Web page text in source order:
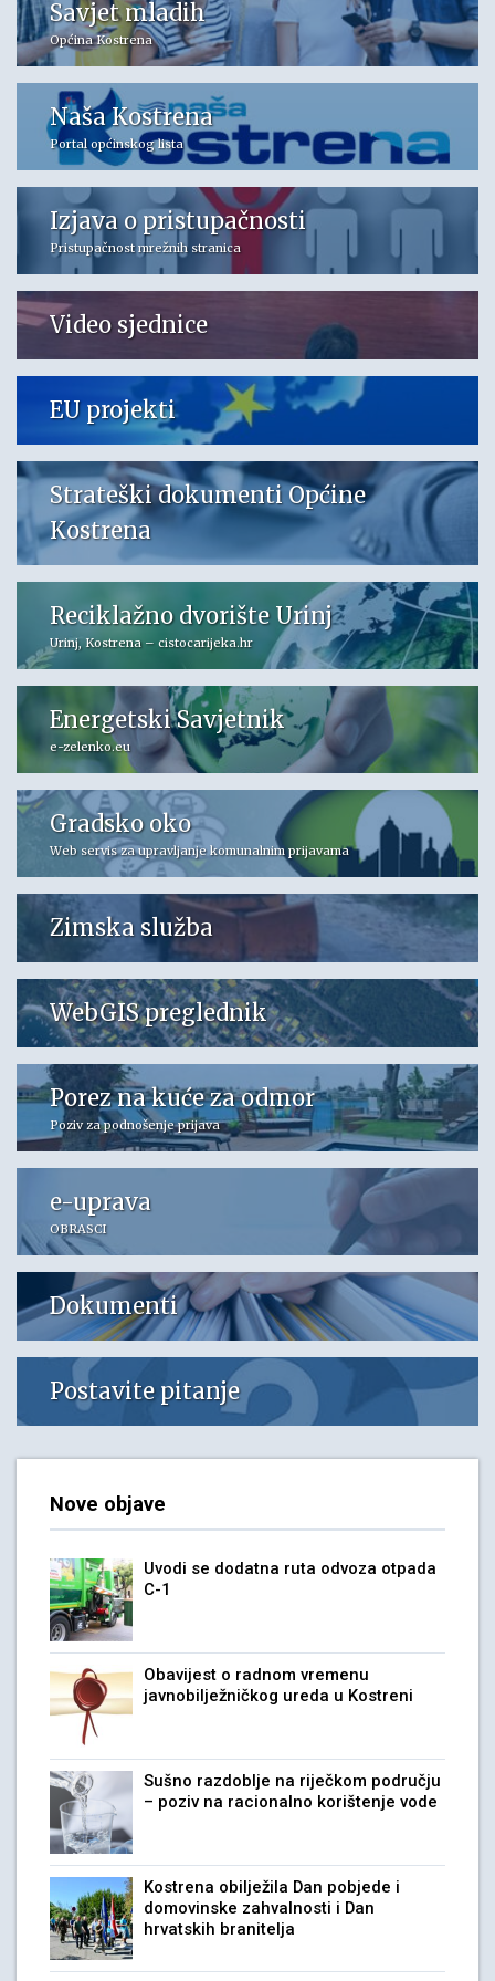
Savjet mladih
Općina Kostrena
Naša Kostrena
Portal općinskog lista
Izjava o pristupačnosti
Pristupačnost mrežnih stranica
Video sjednice
EU projekti
Strateški dokumenti Općine
Kostrena
Reciklažno dvorište Urinj
Urinj, Kostrena – cistocarijeka.hr
Energetski Savjetnik
e-zelenko.eu
Gradsko oko
Web servis za upravljanje komunalnim prijavama
Zimska služba
WebGIS preglednik
Porez na kuće za odmor
Poziv za podnošenje prijava
e-uprava
OBRASCI
Dokumenti
Postavite pitanje
Nove objave
Uvodi se dodatna ruta odvoza otpada
C-1
Obavijest o radnom vremenu
javnobilježničkog ureda u Kostreni
Sušno razdoblje na riječkom području
– poziv na racionalno korištenje vode
Kostrena obilježila Dan pobjede i
domovinske zahvalnosti i Dan
hrvatskih branitelja